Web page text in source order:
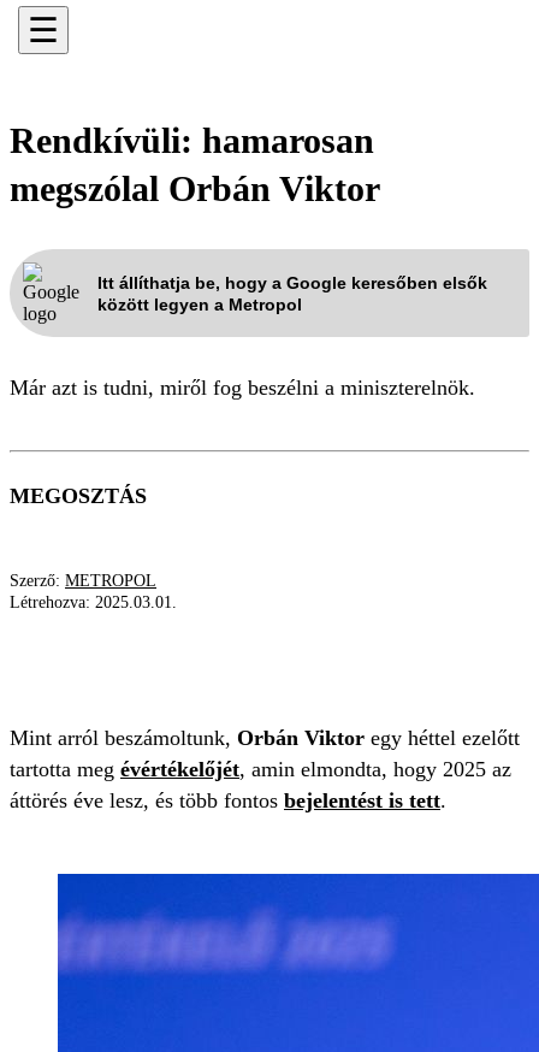
☰
Rendkívüli: hamarosan
megszólal Orbán Viktor
Itt állíthatja be, hogy a Google keresőben elsők
között legyen a Metropol
Már azt is tudni, miről fog beszélni a miniszterelnök.
MEGOSZTÁS
Szerző: METROPOL
Létrehozva: 2025.03.01.
Mint arról beszámoltunk, Orbán Viktor egy héttel ezelőtt
tartotta meg évértékelőjét, amin elmondta, hogy 2025 az
áttörés éve lesz, és több fontos bejelentést is tett.